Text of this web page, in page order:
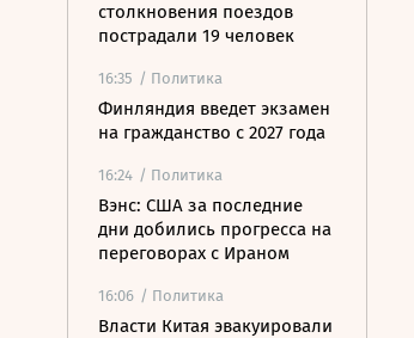
столкновения поездов
пострадали 19 человек
16:35 / Политика
Финляндия введет экзамен
на гражданство с 2027 года
16:24 / Политика
Вэнс: США за последние
дни добились прогресса на
переговорах с Ираном
16:06 / Политика
Власти Китая эвакуировали